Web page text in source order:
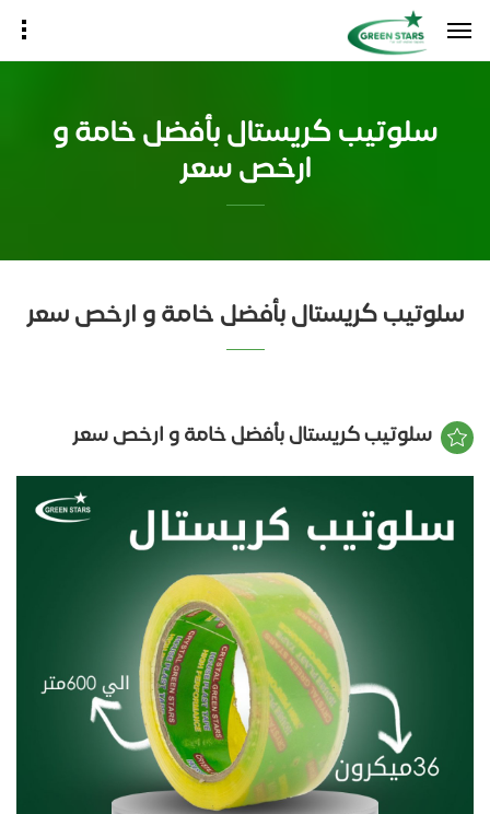
سلوتيب كريستال بأفضل خامة و
ارخص سعر
سلوتيب كريستال بأفضل خامة و ارخص سعر
سلوتيب كريستال بأفضل خامة و ارخص سعر